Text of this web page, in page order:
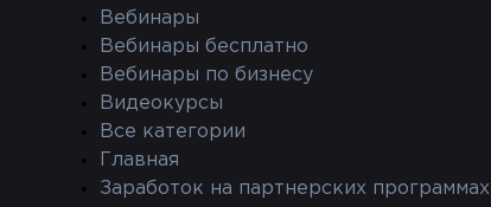
Вебинары
Вебинары бесплатно
Вебинары по бизнесу
Видеокурсы
Все категории
Главная
Заработок на партнерских программах